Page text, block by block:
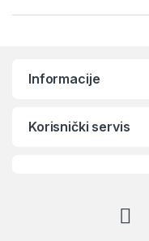
Informacije
Korisnički servis